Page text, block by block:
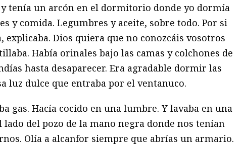
y tenía un arcón en el dormitorio donde yo dormía
y comida. Legumbres y aceite, sobre todo. Por si
explicaba. Dios quiera que no conozcáis vosotros
Había orinales bajo las camas y colchones de
hasta desaparecer. Era agradable dormir las
luz dulce que entraba por el ventanuco.
gas. Hacía cocido en una lumbre. Y lavaba en una
lado del pozo de la mano negra donde nos tenían
Olía a alcanfor siempre que abrías un armario.